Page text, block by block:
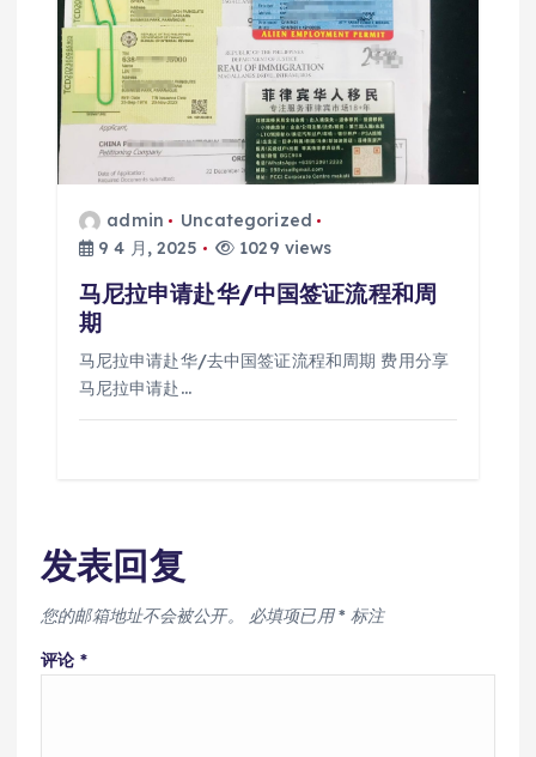
admin
Uncategorized
9 4 月, 2025
1029 views
马尼拉申请赴华/中国签证流程和周
期
马尼拉申请赴华/去中国签证流程和周期 费用分享
马尼拉申请赴…
发表回复
您的邮箱地址不会被公开。 必填项已用* 标注
评论 *